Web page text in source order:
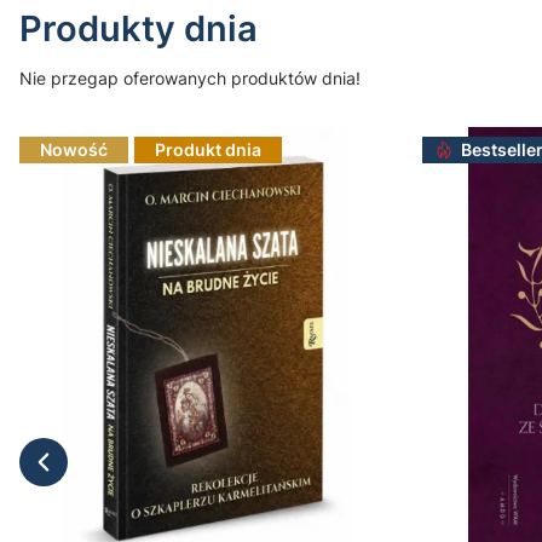
Produkty dnia
Nie przegap oferowanych produktów dnia!
Nowość Produkt dnia Bestseller